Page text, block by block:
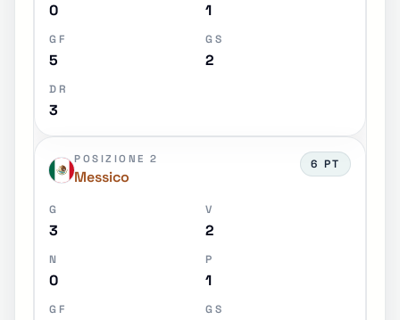
0 1
GF
5
GS
2
DR
3
POSIZIONE 2
Messico
6 PT
G
3
V
2
N
0
P
1
GF GS